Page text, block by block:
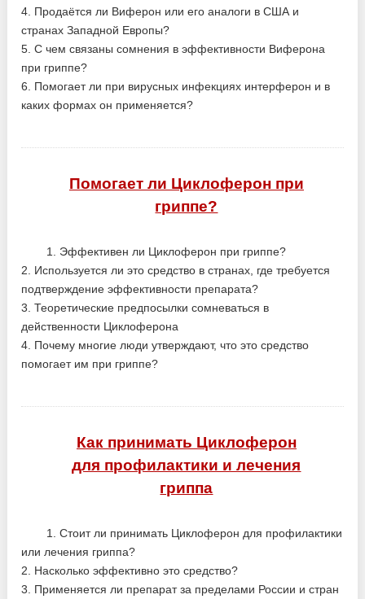
4. Продаётся ли Виферон или его аналоги в США и
странах Западной Европы?
5. С чем связаны сомнения в эффективности Виферона
при гриппе?
6. Помогает ли при вирусных инфекциях интерферон и в
каких формах он применяется?
Помогает ли Циклоферон при
гриппе?
1. Эффективен ли Циклоферон при гриппе?
2. Используется ли это средство в странах, где требуется
подтверждение эффективности препарата?
3. Теоретические предпосылки сомневаться в
действенности Циклоферона
4. Почему многие люди утверждают, что это средство
помогает им при гриппе?
Как принимать Циклоферон
для профилактики и лечения
гриппа
1. Стоит ли принимать Циклоферон для профилактики
или лечения гриппа?
2. Насколько эффективно это средство?
3. Применяется ли препарат за пределами России и стран